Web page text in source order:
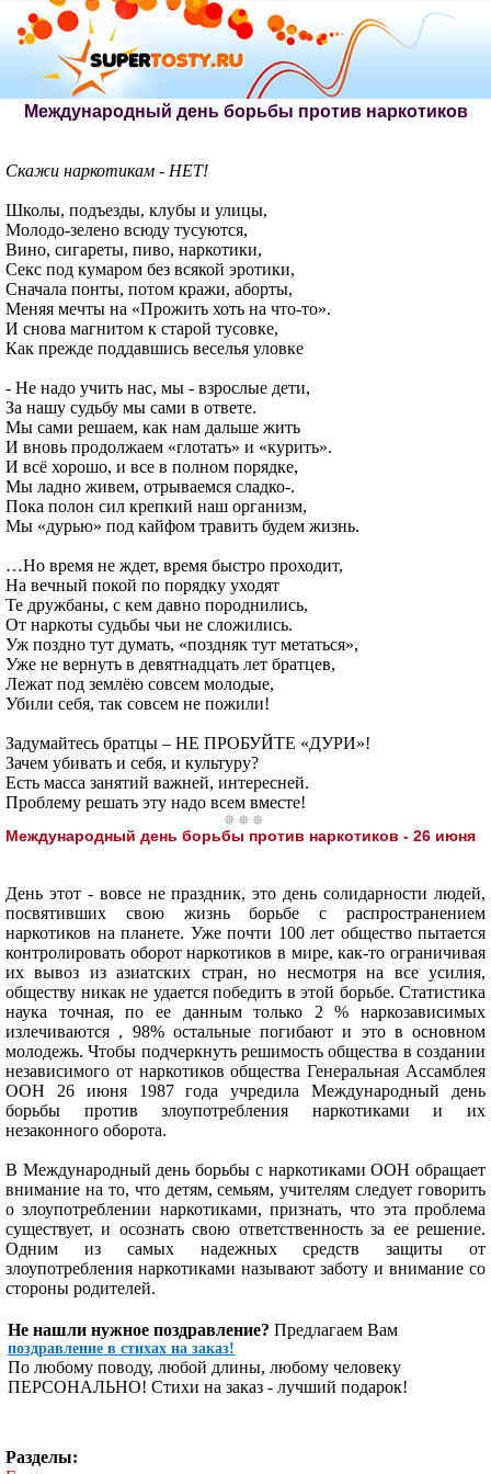
Международный день борьбы против наркотиков
Скажи наркотикам - НЕТ!
Школы, подъезды, клубы и улицы,
Молодо-зелено всюду тусуются,
Вино, сигареты, пиво, наркотики,
Секс под кумаром без всякой эротики,
Сначала понты, потом кражи, аборты,
Меняя мечты на «Прожить хоть на что-то».
И снова магнитом к старой тусовке,
Как прежде поддавшись веселья уловке
- Не надо учить нас, мы - взрослые дети,
За нашу судьбу мы сами в ответе.
Мы сами решаем, как нам дальше жить
И вновь продолжаем «глотать» и «курить».
И всё хорошо, и все в полном порядке,
Мы ладно живем, отрываемся сладко-.
Пока полон сил крепкий наш организм,
Мы «дурью» под кайфом травить будем жизнь.
…Но время не ждет, время быстро проходит,
На вечный покой по порядку уходят
Те дружбаны, с кем давно породнились,
От наркоты судьбы чьи не сложились.
Уж поздно тут думать, «поздняк тут метаться»,
Уже не вернуть в девятнадцать лет братцев,
Лежат под землёю совсем молодые,
Убили себя, так совсем не пожили!
Задумайтесь братцы – НЕ ПРОБУЙТЕ «ДУРИ»!
Зачем убивать и себя, и культуру?
Есть масса занятий важней, интересней.
Проблему решать эту надо всем вместе!
Международный день борьбы против наркотиков - 26 июня
День этот - вовсе не праздник, это день солидарности людей,
посвятивших свою жизнь борьбе с распространением
наркотиков на планете. Уже почти 100 лет общество пытается
контролировать оборот наркотиков в мире, как-то ограничивая
их вывоз из азиатских стран, но несмотря на все усилия,
обществу никак не удается победить в этой борьбе. Статистика
наука точная, по ее данным только 2 % наркозависимых
излечиваются , 98% остальные погибают и это в основном
молодежь. Чтобы подчеркнуть решимость общества в создании
независимого от наркотиков общества Генеральная Ассамблея
ООН 26 июня 1987 года учредила Международный день
борьбы против злоупотребления наркотиками и их
незаконного оборота.
В Международный день борьбы с наркотиками ООН обращает
внимание на то, что детям, семьям, учителям следует говорить
о злоупотреблении наркотиками, признать, что эта проблема
существует, и осознать свою ответственность за ее решение.
Одним из самых надежных средств защиты от
злоупотребления наркотиками называют заботу и внимание со
стороны родителей.
Не нашли нужное поздравление? Предлагаем Вам
поздравление в стихах на заказ!
По любому поводу, любой длины, любому человеку
ПЕРСОНАЛЬНО! Стихи на заказ - лучший подарок!
Разделы: